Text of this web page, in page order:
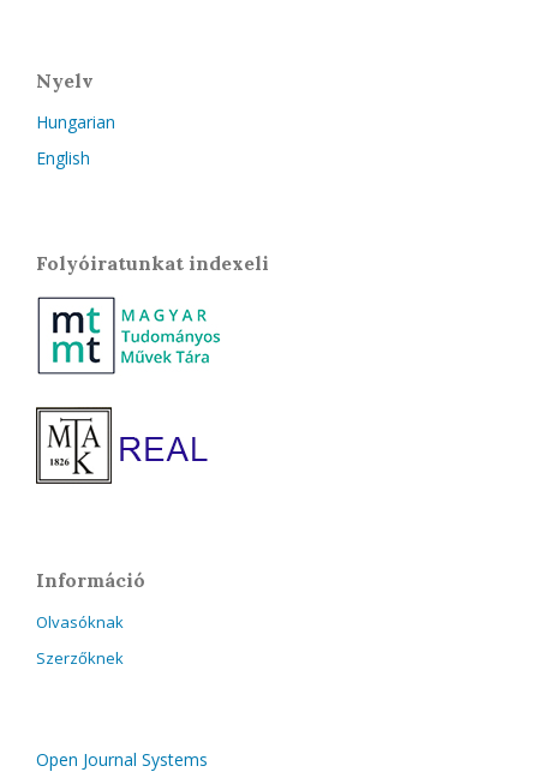
Nyelv
Hungarian
English
Folyóiratunkat indexeli
Információ
Olvasóknak
Szerzőknek
Open Journal Systems